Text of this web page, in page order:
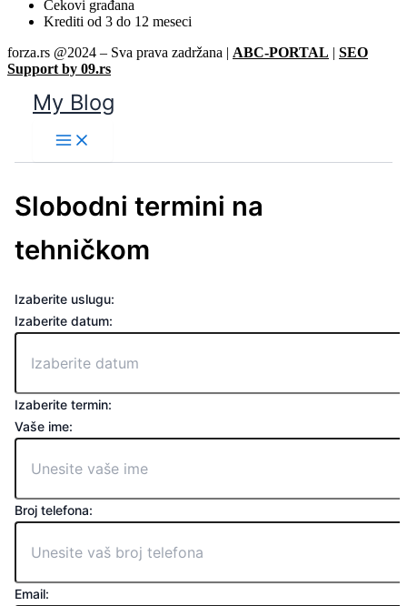
Čekovi građana
Krediti od 3 do 12 meseci
forza.rs @2024 – Sva prava zadržana | ABC-PORTAL | SEO
Support by 09.rs